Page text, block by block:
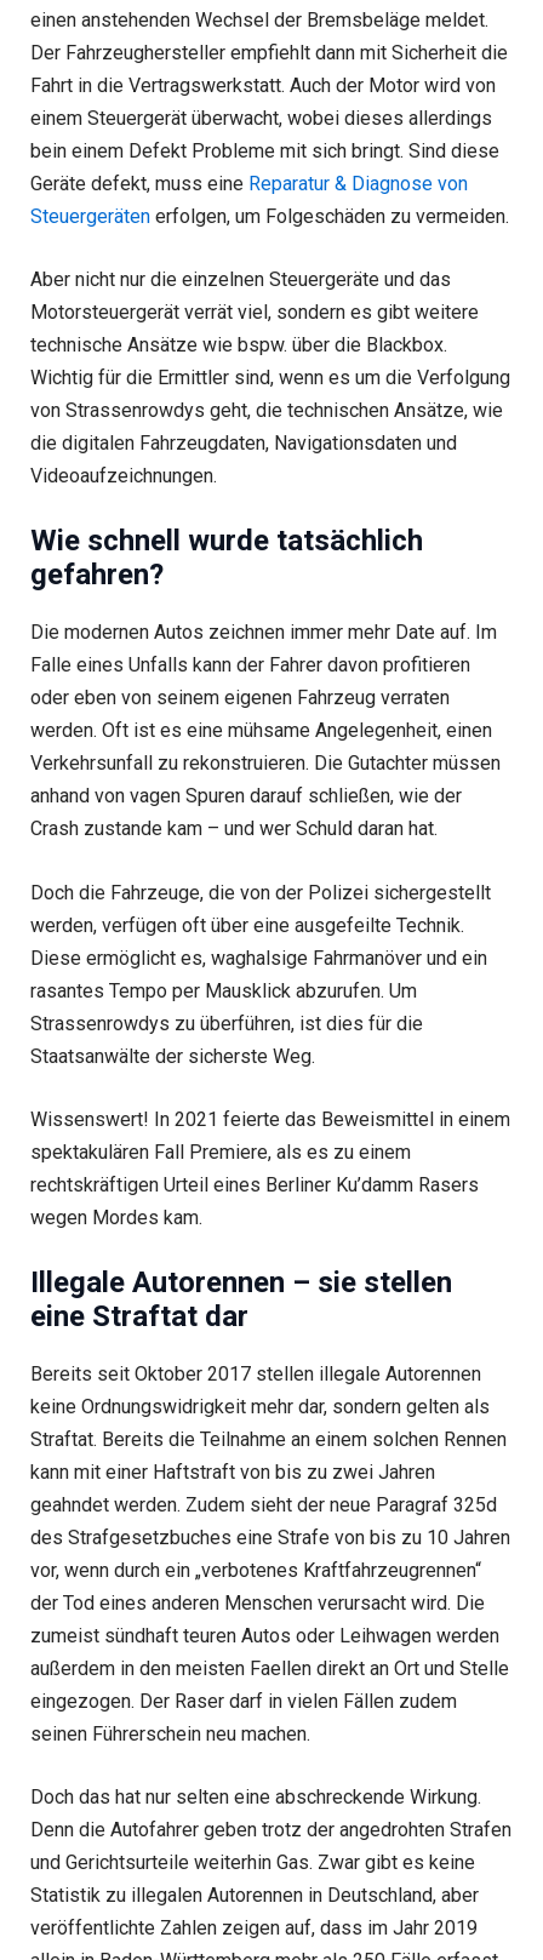
einen anstehenden Wechsel der Bremsbeläge meldet.
Der Fahrzeughersteller empfiehlt dann mit Sicherheit die
Fahrt in die Vertragswerkstatt. Auch der Motor wird von
einem Steuergerät überwacht, wobei dieses allerdings
bein einem Defekt Probleme mit sich bringt. Sind diese
Geräte defekt, muss eine Reparatur & Diagnose von
Steuergerätenerfolgen, um Folgeschäden zu vermeiden.
Aber nicht nur die einzelnen Steuergeräte und das
Motorsteuergerät verrät viel, sondern es gibt weitere
technische Ansätze wie bspw. über die Blackbox.
Wichtig für die Ermittler sind, wenn es um die Verfolgung
von Strassenrowdys geht, die technischen Ansätze, wie
die digitalen Fahrzeugdaten, Navigationsdaten und
Videoaufzeichnungen.
Wie schnell wurde tatsächlich
gefahren?
Die modernen Autos zeichnen immer mehr Date auf. Im
Falle eines Unfalls kann der Fahrer davon profitieren
oder eben von seinem eigenen Fahrzeug verraten
werden. Oft ist es eine mühsame Angelegenheit, einen
Verkehrsunfall zu rekonstruieren. Die Gutachter müssen
anhand von vagen Spuren darauf schließen, wie der
Crash zustande kam – und wer Schuld daran hat.
Doch die Fahrzeuge, die von der Polizei sichergestellt
werden, verfügen oft über eine ausgefeilte Technik.
Diese ermöglicht es, waghalsige Fahrmanöver und ein
rasantes Tempo per Mausklick abzurufen. Um
Strassenrowdys zu überführen, ist dies für die
Staatsanwälte der sicherste Weg.
Wissenswert! In 2021 feierte das Beweismittel in einem
spektakulären Fall Premiere, als es zu einem
rechtskräftigen Urteil eines Berliner Ku’damm Rasers
wegen Mordes kam.
Illegale Autorennen – sie stellen
eine Straftat dar
Bereits seit Oktober 2017 stellen illegale Autorennen
keine Ordnungswidrigkeit mehr dar, sondern gelten als
Straftat. Bereits die Teilnahme an einem solchen Rennen
kann mit einer Haftstraft von bis zu zwei Jahren
geahndet werden. Zudem sieht der neue Paragraf 325d
des Strafgesetzbuches eine Strafe von bis zu 10 Jahren
vor, wenn durch ein „verbotenes Kraftfahrzeugrennen“
der Tod eines anderen Menschen verursacht wird. Die
zumeist sündhaft teuren Autos oder Leihwagen werden
außerdem in den meisten Faellen direkt an Ort und Stelle
eingezogen. Der Raser darf in vielen Fällen zudem
seinen Führerschein neu machen.
Doch das hat nur selten eine abschreckende Wirkung.
Denn die Autofahrer geben trotz der angedrohten Strafen
und Gerichtsurteile weiterhin Gas. Zwar gibt es keine
Statistik zu illegalen Autorennen in Deutschland, aber
veröffentlichte Zahlen zeigen auf, dass im Jahr 2019